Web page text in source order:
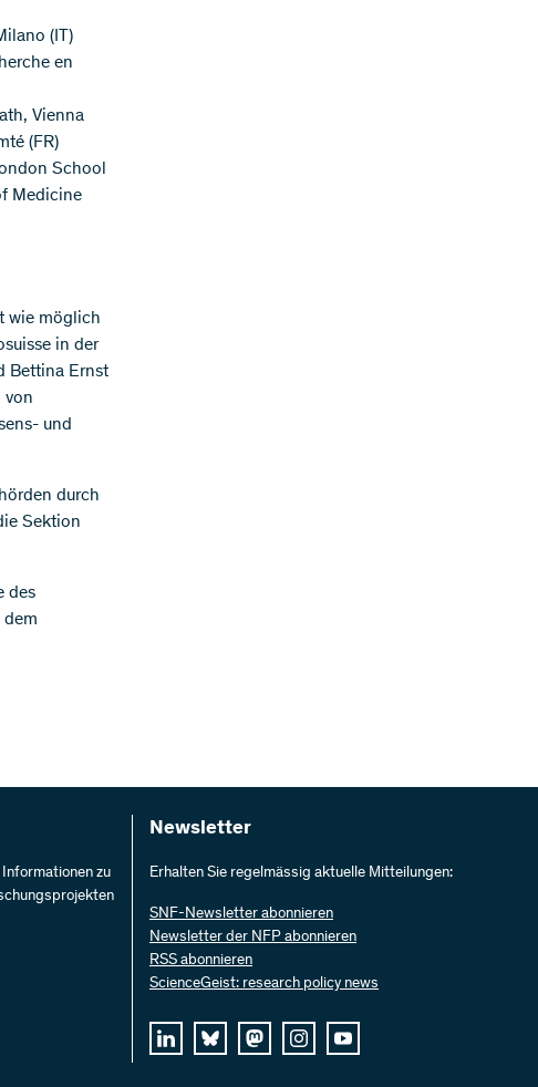
(IT)
en
Vienna
(FR)
School
Medicine
wie möglich
in der
Bettina Ernst
von
und
durch
Sektion
des
dem
zu
Newsletter
Erhalten Sie regelmässig aktuelle Mitteilungen:
SNF-Newsletter abonnieren
Newsletter der NFP abonnieren
RSS abonnieren
ScienceGeist: research policy news